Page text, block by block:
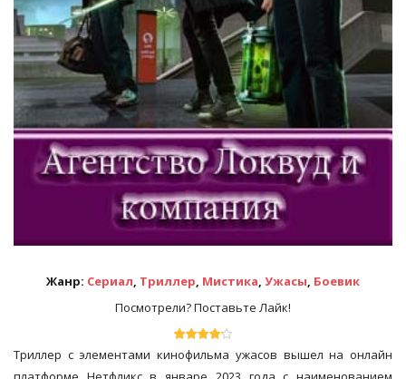
Жанр: Сериал, Триллер, Мистика, Ужасы, Боевик
Посмотрели? Поставьте Лайк!
Триллер с элементами кинофильма ужасов вышел на онлайн